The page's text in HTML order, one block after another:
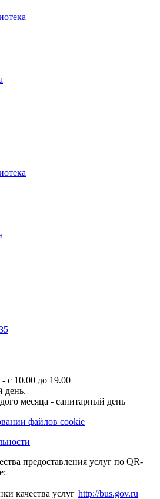
с 10.00 до 19.00
день.
месяца - санитарный день
файлов cookie
предоставления услуг по QR-
http://bus.gov.ru